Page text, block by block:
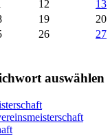
12 13
19 20
26 27
auswählen